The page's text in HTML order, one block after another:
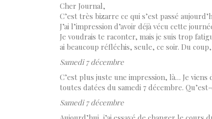
Cher Journal,
C’est très bizarre ce qui s’est passé
J’ai l’impression d’avoir déjà vécu cette
Je voudrais te raconter, mais je suis trop
ai beaucoup réfléchis, seule, ce soir. Du
Samedi 7 décembre
C’est plus juste une impression, là… Je
toutes datées du samedi 7 décembre.
Samedi 7 décembre